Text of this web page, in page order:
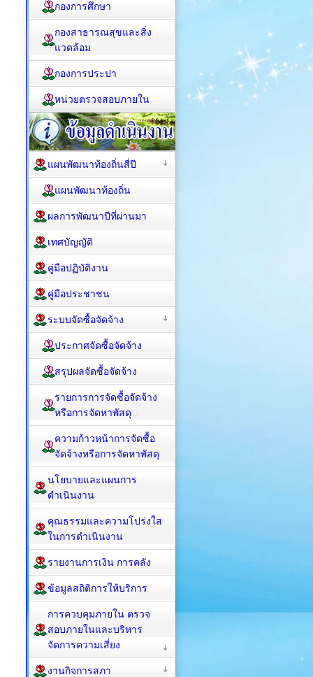
กองการศึกษา
กองสาธารณสุขและสิ่ง
แวดล้อม
กองการประปา
หน่วยตรวจสอบภายใน
แผนพัฒนาท้องถิ่นสี่ปี
แผนพัฒนาท้องถิ่น
ผลการพัฒนาปีที่ผ่านมา
เทศบัญญัติ
คู่มือปฏิบัติงาน
คู่มือประชาชน
ระบบจัดซื้อจัดจ้าง
ประกาศจัดซื้อจัดจ้าง
สรุปผลจัดซื้อจัดจ้าง
รายการการจัดซื้อจัดจ้าง
หรือการจัดหาพัสดุ
ความก้าวหน้าการจัดซื้อ
จัดจ้างหรือการจัดหาพัสดุ
นโยบายและแผนการ
ดำเนินงาน
คุณธรรมและความโปร่งใส
ในการดำเนินงาน
รายงานการเงิน การคลัง
ข้อมูลสถิติการให้บริการ
การควบคุมภายใน ตรวจ
สอบภายในและบริหาร
จัดการความเสี่ยง
งานกิจการสภา